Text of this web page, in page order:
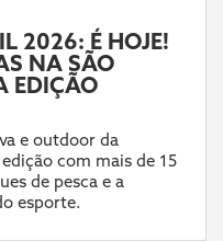
2026: É HOJE!
NA SÃO
EDIÇÃO
e outdoor da
com mais de 15
de pesca e a
esporte.